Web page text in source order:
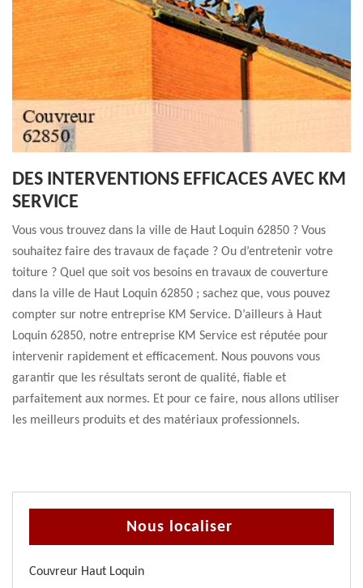
DES INTERVENTIONS EFFICACES AVEC KM
SERVICE
Vous vous trouvez dans la ville de Haut Loquin 62850 ? Vous
souhaitez faire des travaux de façade ? Ou d’entretenir votre
toiture ? Quel que soit vos besoins en travaux de couverture
dans la ville de Haut Loquin 62850 ; sachez que, vous pouvez
compter sur notre entreprise KM Service. D’ailleurs à Haut
Loquin 62850, notre entreprise KM Service est réputée pour
intervenir rapidement et efficacement. Nous pouvons vous
garantir que les résultats seront de qualité, fiable et
parfaitement aux normes. Et pour ce faire, nous allons utiliser
les meilleurs produits et des matériaux professionnels.
Nous localiser
Couvreur Haut Loquin